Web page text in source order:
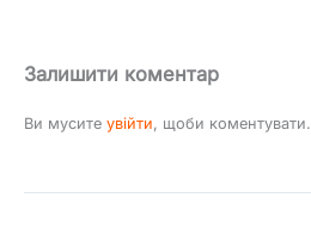
Залишити коментар
Ви мусите увійти, щоби коментувати.